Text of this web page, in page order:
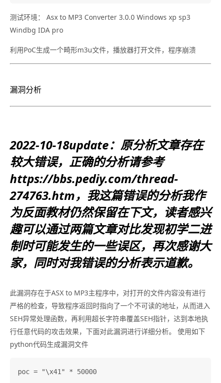
测试环境： Asx to MP3 Converter 3.0.0 Windows xp sp3
Windbg IDA pro
利用PoC生成一个畸形m3u文件，播放器打开文件，程序崩溃
漏洞分析
2022-10-18update：原分析文章存在
较大错误，正确的分析请参考
https://bbs.pediy.com/thread-
274763.htm，我这篇错误的分析我作
为反面教材仍然保留在下文，读者感兴
趣可以通过两篇文章对比发现初学二进
制时可能发生的一些误区，再次感谢大
家，同时对我错误的分析表示道歉。
此漏洞存在于ASX to MP3主程序中，对打开的文件内容没有进行
严格的检查，导致程序返回时指向了一个不可读的地址，从而进入
SEH异常处理函数，再利用超长字符串覆盖SEH指针，达到本地执
行任意代码的攻击效果，下面对此漏洞进行详细分析。 使用如下
python代码生成漏洞文件
poc = "\x41" * 50000